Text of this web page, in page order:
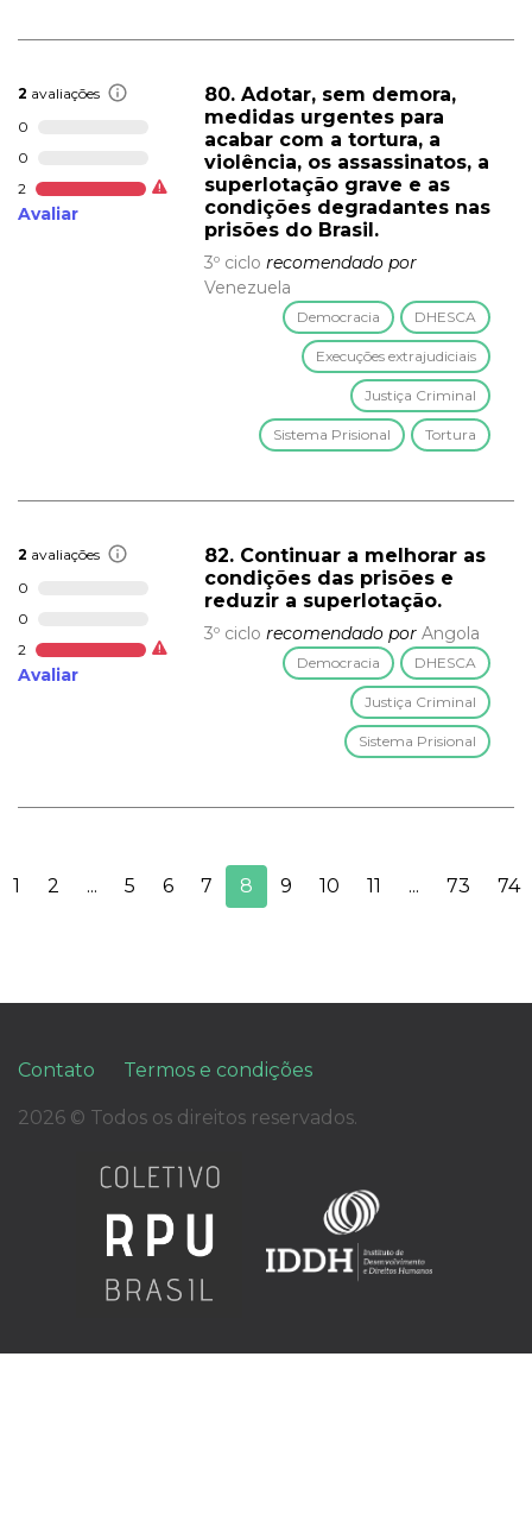
2 avaliações
0
0
2
Avaliar
80. Adotar, sem demora,
medidas urgentes para
acabar com a tortura, a
violência, os assassinatos, a
superlotação grave e as
condições degradantes nas
prisões do Brasil.
3º ciclo recomendado por
Venezuela
Democracia DHESCA
Execuções extrajudiciais
Justiça Criminal
Sistema Prisional Tortura
2 avaliações
0
0
2
Avaliar
82. Continuar a melhorar as
condições das prisões e
reduzir a superlotação.
3º ciclo recomendado por Angola
Democracia DHESCA
Justiça Criminal
Sistema Prisional
1 2 ... 5 6 7 8 9 10 11 ... 73 74
Contato Termos e condições
2026 © Todos os direitos reservados.